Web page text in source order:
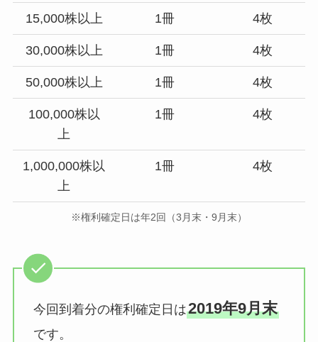
15,000株以上 1冊 4枚
30,000株以上 1冊 4枚
50,000株以上 1冊 4枚
100,000株以
上
1冊 4枚
1,000,000株以
上
1冊 4枚
※権利確定日は年2回（3月末・9月末）
今回到着分の権利確定日は2019年9月末
です。